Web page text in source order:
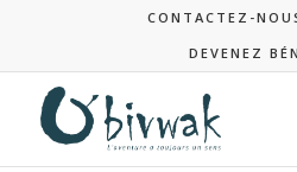
CONTACTEZ-
DEVENEZ